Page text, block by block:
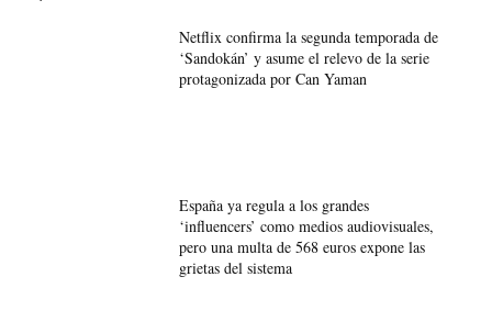
Netflix confirma la segunda temporada de
‘Sandokán’ y asume el relevo de la serie
protagonizada por Can Yaman
España ya regula a los grandes
‘influencers’ como medios audiovisuales,
pero una multa de 568 euros expone las
grietas del sistema